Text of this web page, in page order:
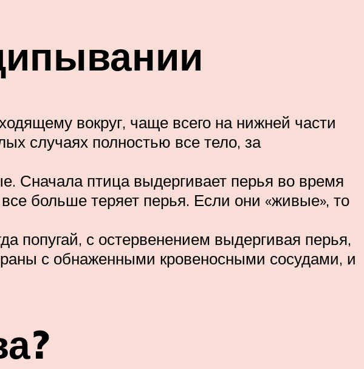
вокруг, чаще всего на нижней части
случаях полностью все тело, за
Сначала птица выдергивает перья во время
больше теряет перья. Если они «живые», то
попугай, с остервенением выдергивая перья,
с обнаженными кровеносными сосудами, и